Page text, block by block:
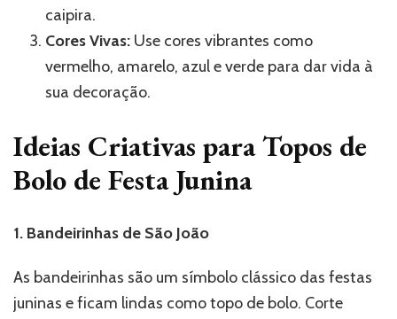
caipira.
Cores Vivas: Use cores vibrantes como
vermelho, amarelo, azul e verde para dar vida à
sua decoração.
Ideias Criativas para Topos de
Bolo de Festa Junina
1. Bandeirinhas de São João
As bandeirinhas são um símbolo clássico das festas
juninas e ficam lindas como topo de bolo. Corte